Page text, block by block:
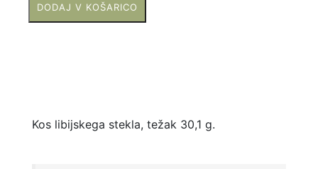
DODAJ V KOŠARICO
Kos libijskega stekla, težak 30,1 g.